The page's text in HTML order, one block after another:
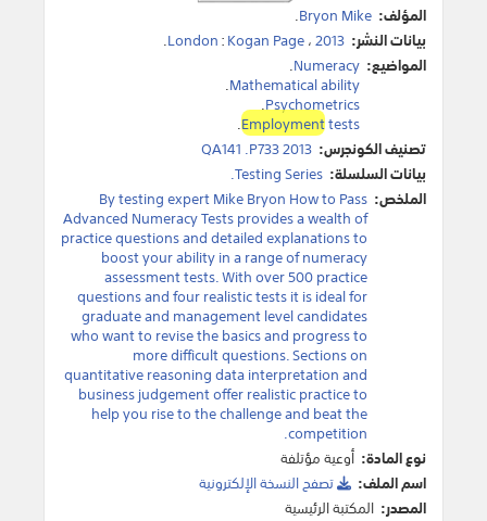
المؤلف: Bryon Mike
.
بيانات النشر:
London:Kogan Page،2013
.
المواضيع: Numeracy
.
Mathematical ability
.
Psychometrics
.
Employmenttests
.
تصنيف الكونجرس: QA141 .P733 2013
بيانات السلسلة: Testing Series.
الملخص: By testing expert Mike Bryon How to Pass
Advanced Numeracy Tests provides a wealth of
practice questions and detailed explanations to
boost your ability in a range of numeracy
assessment tests. With over 500 practice
questions and four realistic tests it is ideal for
graduate and management level candidates
who want to revise the basics and progress to
more difficult questions. Sections on
quantitative reasoning data interpretation and
business judgement offer realistic practice to
help you rise to the challenge and beat the
competition.
نوع المادة: أوعية مؤتلفة
اسم الملف:
تصفح النسخة اﻹلكترونية
المصدر: المكتبة الرئيسية